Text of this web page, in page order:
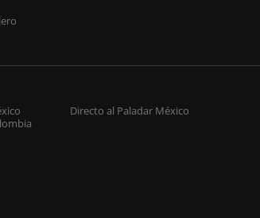
Directo al Paladar México